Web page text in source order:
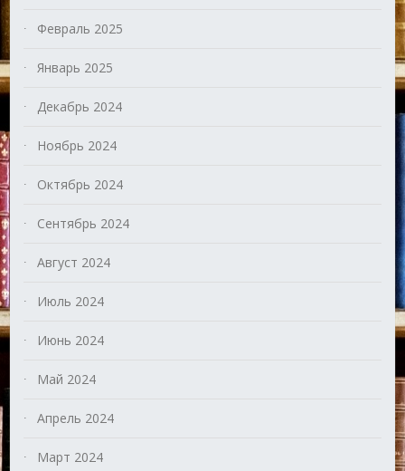
Февраль 2025
Январь 2025
Декабрь 2024
Ноябрь 2024
Октябрь 2024
Сентябрь 2024
Август 2024
Июль 2024
Июнь 2024
Май 2024
Апрель 2024
Март 2024